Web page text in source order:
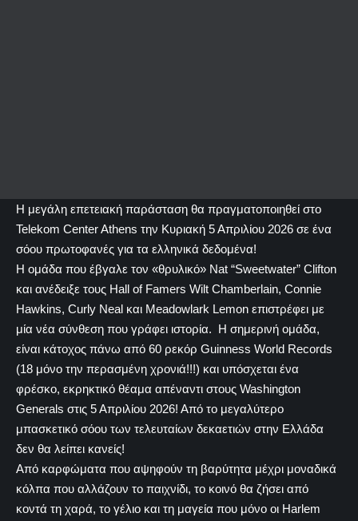
Η μεγάλη επετειακή παράσταση θα πραγματοποιηθεί στο
Telekom Center Athens την Κυριακή 5 Απριλίου 2026 σε ένα
σόου πρωτοφανές για τα ελληνικά δεδομένα!
Η ομάδα που έβγαλε τον «θρυλικό» Nat “Sweetwater” Clifton
και ανέδειξε τους Hall of Famers Wilt Chamberlain, Connie
Hawkins, Curly Neal και Meadowlark Lemon επιστρέφει με
μία νέα σύνθεση που γράφει ιστορία. Η σημερινή ομάδα,
είναι κάτοχος πάνω από 60 ρεκόρ Guinness World Records
(18 μόνο την περασμένη χρονιά!!!) και υπόσχεται ένα
φρέσκο, εκρηκτικό θέαμα απέναντι στους Washington
Generals στις 5 Απριλίου 2026! Από το μεγαλύτερο
μπασκετικό σόου των τελευταίων δεκαετιών στην Ελλάδα
δεν θα λείπει κανείς!
Από καρφώματα που αψηφούν τη βαρύτητα μέχρι μοναδικά
κόλπα που αλλάζουν το παιχνίδι, το κοινό θα ζήσει από
κοντά τη χαρά, το γέλιο και τη μαγεία που μόνο οι Harlem